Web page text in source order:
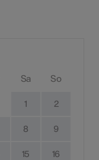
Sa So
1 2
8 9
15 16